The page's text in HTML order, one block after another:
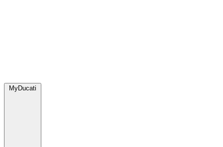
MyDucati